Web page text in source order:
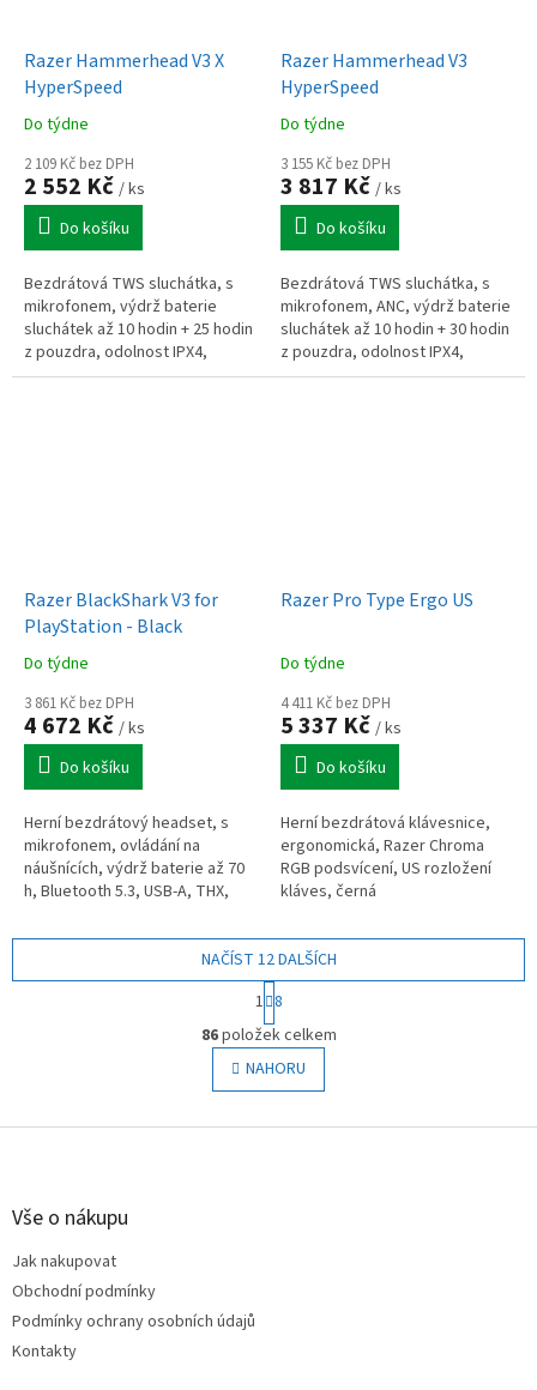
Razer Hammerhead V3 X
HyperSpeed
Do týdne
2 109 Kč bez DPH
2 552 Kč / ks
Do košíku
Bezdrátová TWS sluchátka, s
mikrofonem, výdrž baterie
sluchátek až 10 hodin + 25 hodin
z pouzdra, odolnost IPX4,
podpora 7.1 zvuku, LED
Razer Hammerhead V3
HyperSpeed
Do týdne
3 155 Kč bez DPH
3 817 Kč / ks
Do košíku
Bezdrátová TWS sluchátka, s
mikrofonem, ANC, výdrž baterie
sluchátek až 10 hodin + 30 hodin
z pouzdra, odolnost IPX4,
podpora 7.1 zvuku, frekvenční
Razer BlackShark V3 for
PlayStation - Black
Do týdne
3 861 Kč bez DPH
4 672 Kč / ks
Do košíku
Herní bezdrátový headset, s
mikrofonem, ovládání na
náušnících, výdrž baterie až 70
h, Bluetooth 5.3, USB-A, THX,
Razer Pro Type Ergo US
Do týdne
4 411 Kč bez DPH
5 337 Kč / ks
Do košíku
Herní bezdrátová klávesnice,
ergonomická, Razer Chroma
RGB podsvícení, US rozložení
kláves, černá
O
v
l
á
a
NAČÍST 12 DALŠÍCH
S
t
r
á
n
k
v
1 8
86položek celkem
NAHORU
Z
Vše o nákupu
Jak nakupovat
Obchodní podmínky
Podmínky ochrany osobních údajů
Kontakty